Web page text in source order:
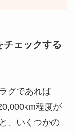
チェックする
グであれば
程度が
、いくつかの